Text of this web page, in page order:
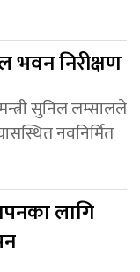
भवन निरीक्षण
सुनिल लम्सालले
नवनिर्मित
लागि